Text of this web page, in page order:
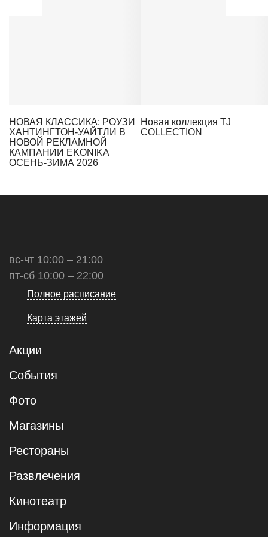
НОВАЯ КЛАССИКА: РОУЗИ
ХАНТИНГТОН-УАЙТЛИ В
НОВОЙ РЕКЛАМНОЙ
КАМПАНИИ EKONIKA
ОСЕНЬ-ЗИМА 2026
Новая коллекция TJ
COLLECTION
вс-чт 10:00 – 21:00
пт-сб 10:00 – 22:00
Полное расписание
Карта этажей
Акции
События
Фото
Магазины
Рестораны
Развлечения
Кинотеатр
Информация